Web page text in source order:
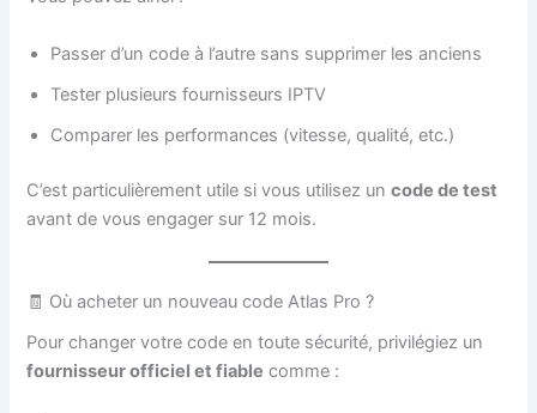
Passer d’un code à l’autre sans supprimer les anciens
Tester plusieurs fournisseurs IPTV
Comparer les performances (vitesse, qualité, etc.)
C’est particulièrement utile si vous utilisez uncode de test
avant de vous engager sur 12 mois.
🧾 Où acheter un nouveau code Atlas Pro ?
Pour changer votre code en toute sécurité, privilégiez un
fournisseur officiel et fiable comme :